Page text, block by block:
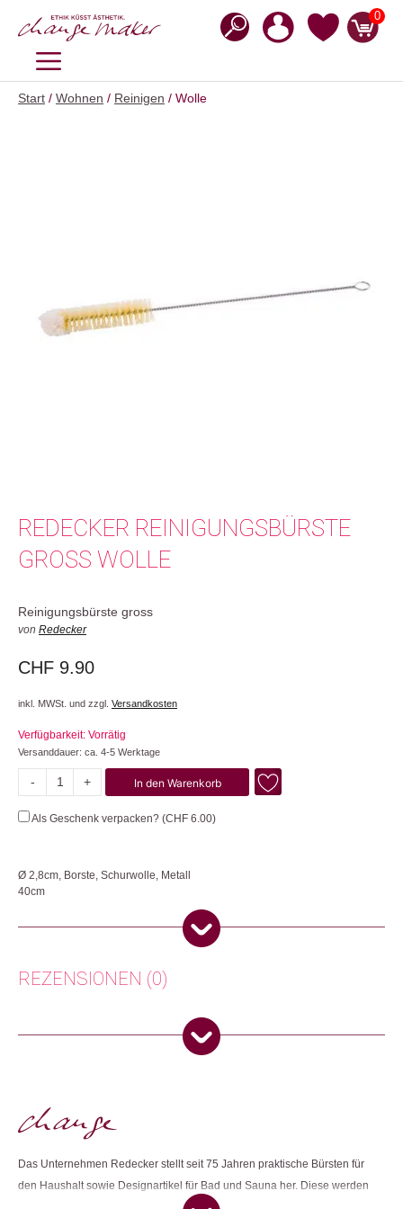
Inhalt
0
MENÜ
Start / Wohnen / Reinigen / Wolle
REDECKER REINIGUNGSBÜRSTE
GROSS WOLLE
Reinigungsbürste gross
von Redecker
CHF 9.90
inkl. MWSt. und zzgl. Versandkosten
Verfügbarkeit: Vorrätig
Versanddauer: ca. 4-5 Werktage
- + In den Warenkorb
Als Geschenk verpacken? (CHF 6.00)
Ø 2,8cm, Borste, Schurwolle, Metall
40cm
Der Wollschopf am Ende der Bürste verhindert ein verkratzen von Gläsern
beim Reinigen und kommt schonend in jede Ecke.
Produktion: Deutschland
Dieses Produkt weiterempfehlen:
REZENSIONEN (0)
Es gibt noch keine Rezensionen.
Das Unternehmen Redecker stellt seit 75 Jahren praktische Bürsten für
den Haushalt sowie Designartikel für Bad und Sauna her. Diese werden